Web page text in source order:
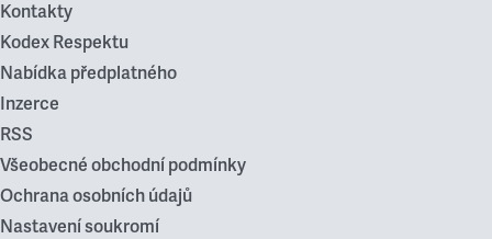
Kontakty
Kodex Respektu
Nabídka předplatného
Inzerce
RSS
Všeobecné obchodní podmínky
Ochrana osobních údajů
Nastavení soukromí